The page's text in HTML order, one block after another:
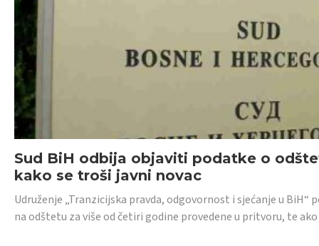
Sud BiH odbija objaviti podatke o
kako se troši javni novac
Udruženje „Tranzicijska pravda, odgovornost i sjećanje u
na odštetu za više od četiri godine provedene u pritvoru, te